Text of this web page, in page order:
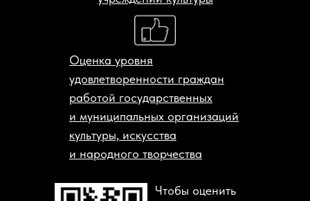
Чтобы оценить
Оценка уровня
удовлетворенности граждан
работой государственных
и муниципальных организаций
культуры, искусства
и народного творчества